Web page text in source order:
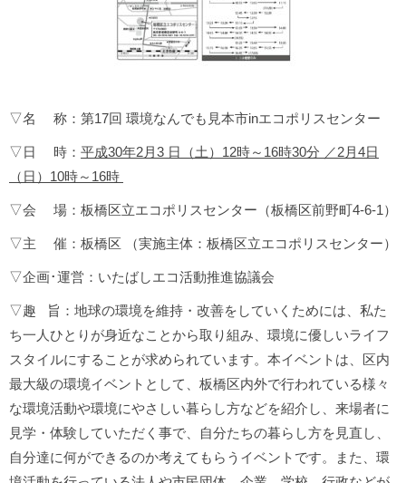
▽名 称：第17回 環境なんでも見本市inエコポリスセンター
▽日 時： 平成30年2月3 日（土）12時～16時30分 ／2月4日
（日）10時～16時
▽会 場：板橋区立エコポリスセンター（板橋区前野町4-6-1）
▽主 催：板橋区 （実施主体：板橋区立エコポリスセンター）
▽企画･運営：いたばしエコ活動推進協議会
▽趣 旨：地球の環境を維持・改善をしていくためには、私た
ち一人ひとりが身近なことから取り組み、環境に優しいライフ
スタイルにすることが求められています。本イベントは、区内
最大級の環境イベントとして、板橋区内外で行われている様々
な環境活動や環境にやさしい暮らし方などを紹介し、来場者に
見学・体験していただく事で、自分たちの暮らし方を見直し、
自分達に何ができるのか考えてもらうイベントです。また、環